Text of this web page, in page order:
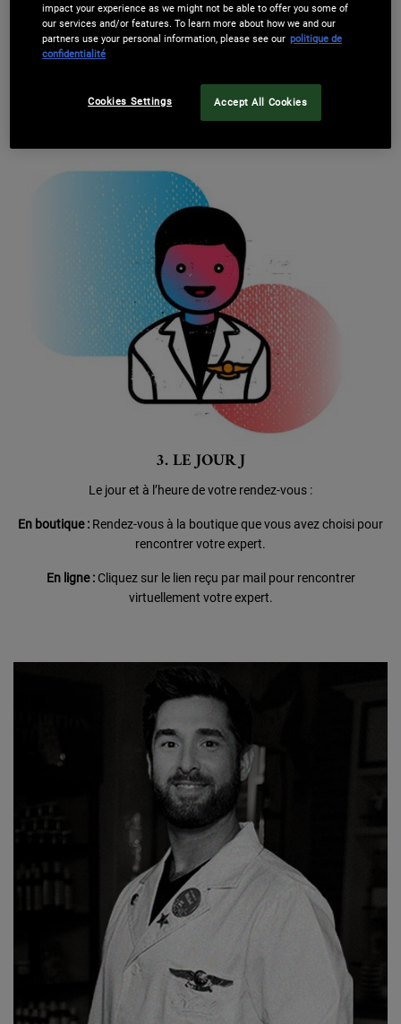
2. CONFIRMATION
Recevez votre email de confirmationcomprenant toutes les
3. LE JOUR J
Le jour et à l’heure de votre rendez-vous :
En boutique : Rendez-vous à la boutique que vous avez choisi pour
rencontrer votre expert.
En ligne : Cliquez sur le lien reçu par mail pour rencontrer
virtuellement votre expert.
impact your experience as we might not be able to offer you some of
our services and/or features. To learn more about how we and our
partners use your personal information, please see our politique de
confidentialité
Cookies Settings Accept All Cookies